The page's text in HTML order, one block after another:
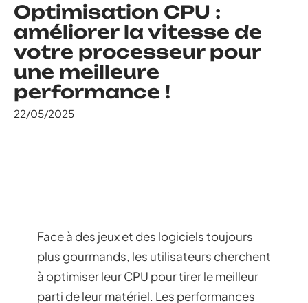
Optimisation CPU :
améliorer la vitesse de
votre processeur pour
une meilleure
performance !
22/05/2025
Face à des jeux et des logiciels toujours
plus gourmands, les utilisateurs cherchent
à optimiser leur CPU pour tirer le meilleur
parti de leur matériel. Les performances